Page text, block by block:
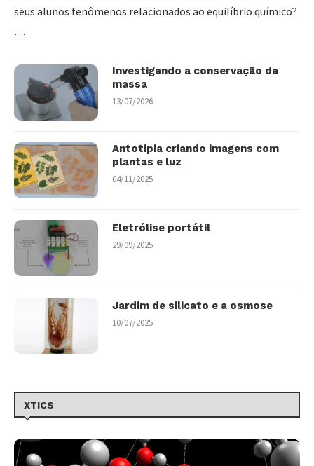
seus alunos fenômenos relacionados ao equilíbrio químico?
…
Investigando a conservação da
massa
13/07/2026
Antotipia criando imagens com
plantas e luz
04/11/2025
Eletrólise portátil
29/09/2025
Jardim de silicato e a osmose
10/07/2025
XTICS